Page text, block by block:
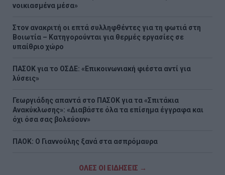
νοικιασμένα μέσα»
Στον ανακριτή οι επτά συλληφθέντες για τη φωτιά στη
Βοιωτία – Κατηγορούνται για θερμές εργασίες σε
υπαίθριο χώρο
ΠΑΣΟΚ για το ΟΣΔΕ: «Επικοινωνιακή φιέστα αντί για
λύσεις»
Γεωργιάδης απαντά στο ΠΑΣΟΚ για τα «Σπιτάκια
Ανακύκλωσης»: «Διαβάστε όλα τα επίσημα έγγραφα και
όχι όσα σας βολεύουν»
ΠΑΟΚ: Ο Γιαννούλης ξανά στα ασπρόμαυρα
ΟΛΕΣ ΟΙ ΕΙΔΗΣΕΙΣ →